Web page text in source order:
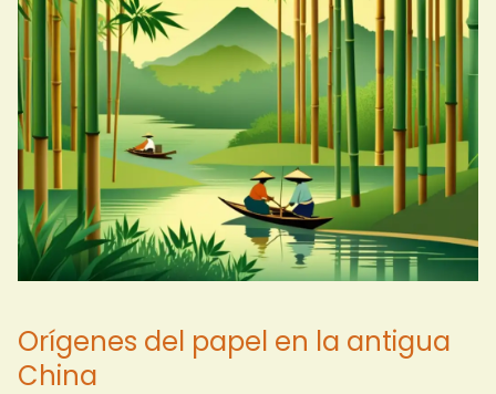
Orígenes del papel en la antigua
China